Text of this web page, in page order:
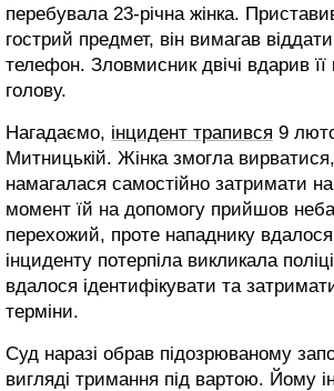
перебувала 23-річна жінка.
гострий предмет, він вимагав
телефон. Зловмисник двічі вдарив
голову.
Нагадаємо, інцидент трапився 9
Митницькій. Жінка змогла
намагалася самостійно затримати
момент їй на допомогу прийшов
перехожий, проте нападнику
інциденту потерпіла викликала
вдалося ідентифікувати та
терміни.
Суд наразі обрав підозрюваному
вигляді тримання під вартою. Йому